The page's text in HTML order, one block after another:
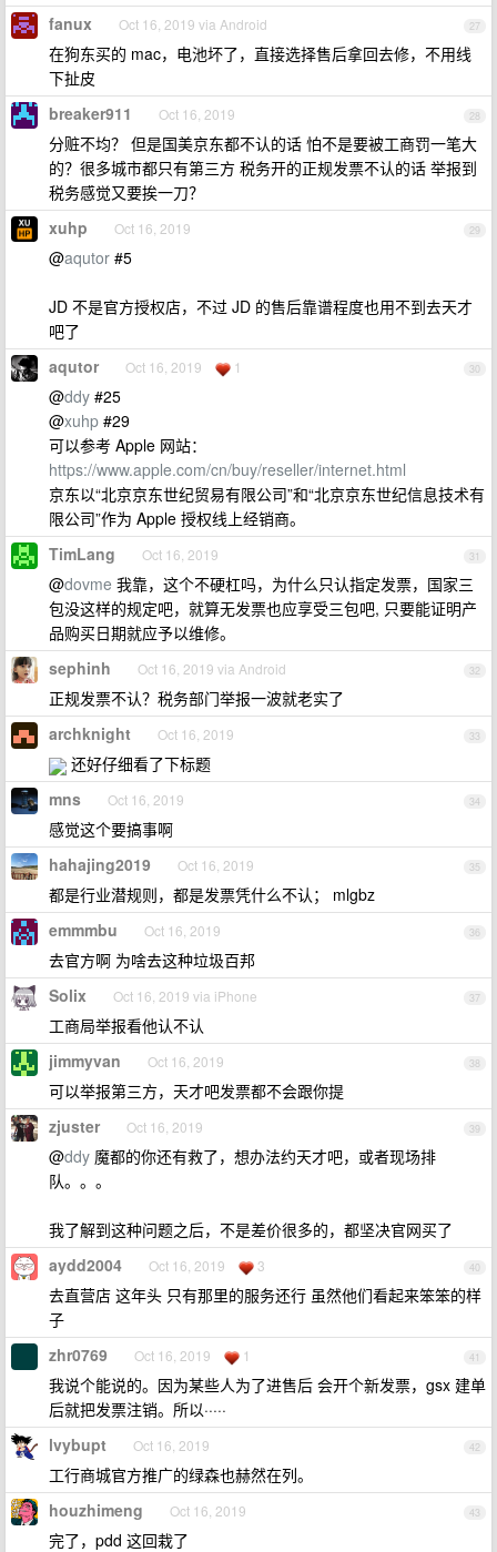
27
fanux Oct 16, 2019 via Android
在狗东买的 mac，电池坏了，直接选择售后拿回去修，不用线
下扯皮
28
breaker911 Oct 16, 2019
分赃不均？ 但是国美京东都不认的话 怕不是要被工商罚一笔大
的？很多城市都只有第三方 税务开的正规发票不认的话 举报到
税务感觉又要挨一刀？
29
xuhp Oct 16, 2019
@aqutor #5
JD 不是官方授权店，不过 JD 的售后靠谱程度也用不到去天才
吧了
30
aqutor Oct 16, 2019 1
@ddy #25
@xuhp #29
可以参考 Apple 网站：
https://www.apple.com/cn/buy/reseller/internet.html
京东以“北京京东世纪贸易有限公司”和“北京京东世纪信息技术有
限公司”作为 Apple 授权线上经销商。
31
TimLang Oct 16, 2019
@dovme 我靠，这个不硬杠吗，为什么只认指定发票，国家三
包没这样的规定吧，就算无发票也应享受三包吧, 只要能证明产
品购买日期就应予以维修。
32
sephinh Oct 16, 2019 via Android
正规发票不认？税务部门举报一波就老实了
33
archknight Oct 16, 2019
还好仔细看了下标题
34
mns Oct 16, 2019
感觉这个要搞事啊
35
hahajing2019 Oct 16, 2019
都是行业潜规则，都是发票凭什么不认； mlgbz
36
emmmbu Oct 16, 2019
去官方啊 为啥去这种垃圾百邦
37
Solix Oct 16, 2019 via iPhone
工商局举报看他认不认
38
jimmyvan Oct 16, 2019
可以举报第三方，天才吧发票都不会跟你提
39
zjuster Oct 16, 2019
@ddy 魔都的你还有救了，想办法约天才吧，或者现场排
队。。。
我了解到这种问题之后，不是差价很多的，都坚决官网买了
40
aydd2004 Oct 16, 2019 3
去直营店 这年头 只有那里的服务还行 虽然他们看起来笨笨的样
子
41
zhr0769 Oct 16, 2019 1
我说个能说的。因为某些人为了进售后 会开个新发票，gsx 建单
后就把发票注销。所以·····
42
lvybupt Oct 16, 2019
工行商城官方推广的绿森也赫然在列。
43
houzhimeng Oct 16, 2019
完了，pdd 这回栽了